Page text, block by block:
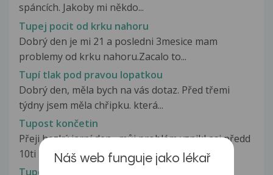
spáncích. Jakoby mi někdo...
Tupej pocit od krku nahoru
Dobrý den je mi 21 a posledni 3mesice mam
problemy od krku nahoru.Zacalo to...
Tupí tlak pod pravou lopatkou
Dobrý den, měla bych na vás dotaz. Před třemi
týdny jsem měla chřipku. která...
Tupost končetin
Přeji hezký jarní den , můj problém vznikl asi předd
10ti lety mám takový nepříjemný...
Tupozrakost
Náš web funguje jako lékař